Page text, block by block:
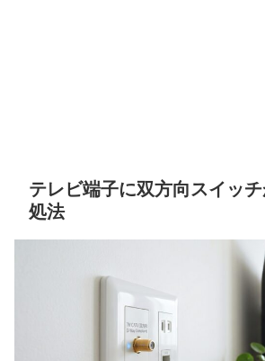
テレビ端子に双方向スイッ
処法